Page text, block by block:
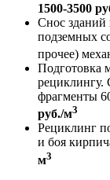
1500-3500
Снос зданий
подземных
прочее)
Подготовка
рециклингу.
фрагменты
руб./м3
Рециклинг
и боя
м3